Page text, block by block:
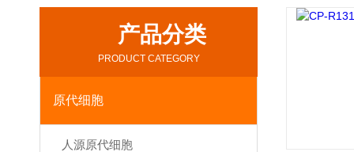
产品分类
PRODUCT CATEGORY
原代细胞
人源原代细胞